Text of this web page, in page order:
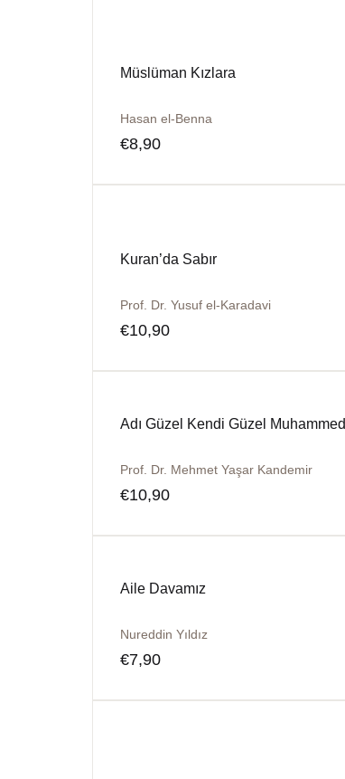
Müslüman Kızlara
Hasan el-Benna
€8,90
Kuran’da Sabır
Prof. Dr. Yusuf el-Karadavi
€10,90
Adı Güzel Kendi Güzel Muhammed
Prof. Dr. Mehmet Yaşar Kandemir
€10,90
Aile Davamız
Nureddin Yıldız
€7,90